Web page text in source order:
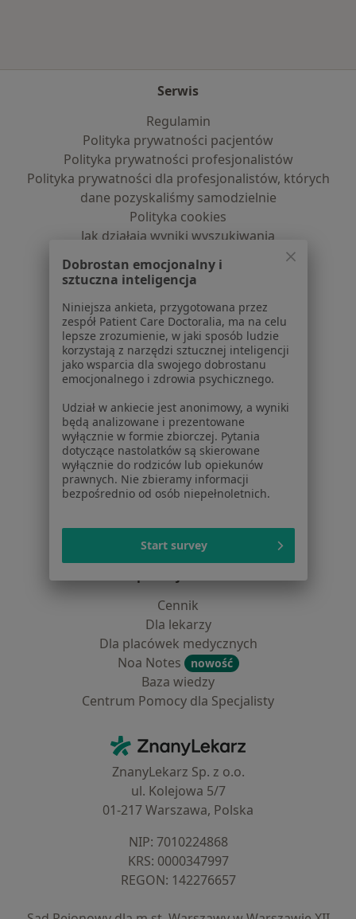
Serwis
Regulamin
Polityka prywatności pacjentów
Polityka prywatności profesjonalistów
Polityka prywatności dla profesjonalistów, których
dane pozyskaliśmy samodzielnie
Polityka cookies
Jak działają wyniki wyszukiwania
O nas
Partnerzy
Centrum prasowe
Kontakt
Dla pacjentów
Lekarze
Placówki medyczne
Pytania i odpowiedzi
Usługi i zabiegi
Choroby
Aplikacje mobilne
Blog dla pacjentów
Cennik
Dla lekarzy
Dla placówek medycznych
Noa Notes
nowość
Baza wiedzy
Centrum Pomocy dla Specjalisty
ZnanyLekarz - Strona główna
ZnanyLekarz Sp. z o.o.
ul. Kolejowa 5/7
01-217 Warszawa, Polska
NIP: ⁠7010224868
KRS: ⁠0000347997
REGON: ⁠142276657
Dobrostan emocjonalny i
sztuczna inteligencja
Niniejsza ankieta, przygotowana przez
zespół Patient Care Doctoralia, ma na celu
lepsze zrozumienie, w jaki sposób ludzie
korzystają z narzędzi sztucznej inteligencji
jako wsparcia dla swojego dobrostanu
emocjonalnego i zdrowia psychicznego.
Udział w ankiecie jest anonimowy, a wyniki
będą analizowane i prezentowane
wyłącznie w formie zbiorczej. Pytania
dotyczące nastolatków są skierowane
wyłącznie do rodziców lub opiekunów
prawnych. Nie zbieramy informacji
bezpośrednio od osób niepełnoletnich.
Start survey